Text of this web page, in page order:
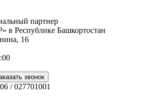
партнер
Башкортостан
16
звонок
/ 027701001